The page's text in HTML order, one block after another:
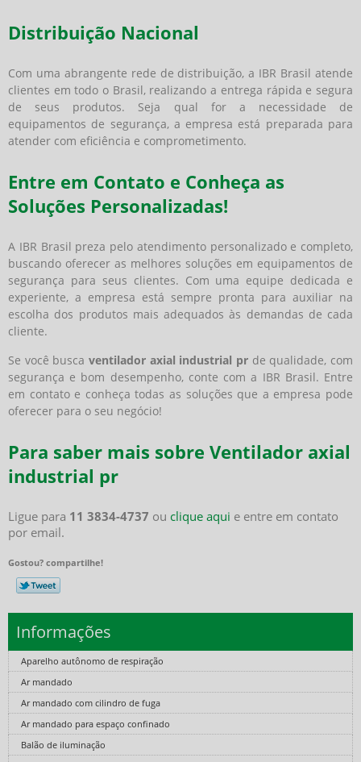
Distribuição Nacional
Com uma abrangente rede de distribuição, a IBR Brasil atende
clientes em todo o Brasil, realizando a entrega rápida e segura
de seus produtos. Seja qual for a necessidade de
equipamentos de segurança, a empresa está preparada para
atender com eficiência e comprometimento.
Entre em Contato e Conheça as
Soluções Personalizadas!
A IBR Brasil preza pelo atendimento personalizado e completo,
buscando oferecer as melhores soluções em equipamentos de
segurança para seus clientes. Com uma equipe dedicada e
experiente, a empresa está sempre pronta para auxiliar na
escolha dos produtos mais adequados às demandas de cada
cliente.
Se você busca ventilador axial industrial pr de qualidade, com
segurança e bom desempenho, conte com a IBR Brasil. Entre
em contato e conheça todas as soluções que a empresa pode
oferecer para o seu negócio!
Para saber mais sobre Ventilador axial
industrial pr
Ligue para 11 3834-4737 ou clique aqui e entre em contato
por email.
Gostou? compartilhe!
Informações
Aparelho autônomo de respiração
Ar mandado
Ar mandado com cilindro de fuga
Ar mandado para espaço confinado
Balão de iluminação